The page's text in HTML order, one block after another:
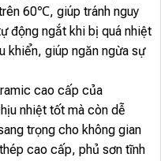
60℃, giúp tránh nguy
động ngắt khi bị quá nhiệt
khiển, giúp ngăn ngừa sự
cao cấp của
nhiệt tốt mà còn dễ
trọng cho không gian
cao cấp, phủ sơn tĩnh